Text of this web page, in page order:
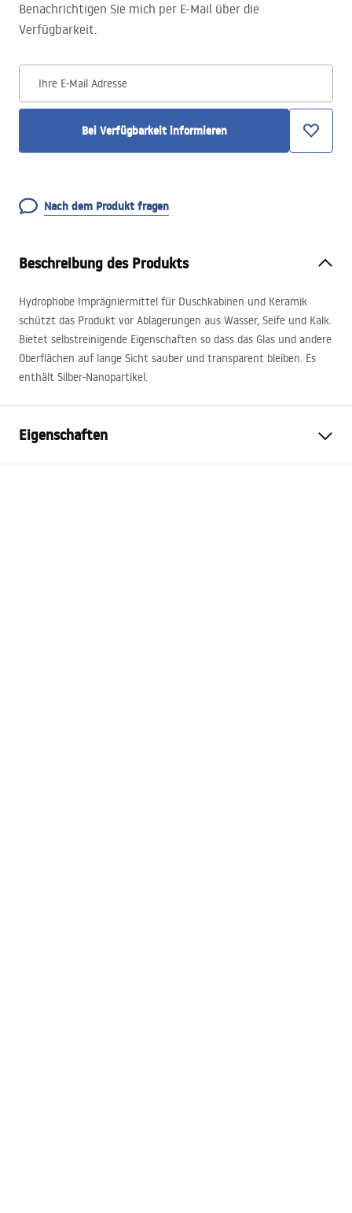
Benachrichtigen Sie mich per E-Mail über die
Verfügbarkeit.
Ihre E-Mail Adresse
Bei Verfügbarkeit informieren
Nach dem Produkt fragen
Beschreibung des Produkts
Hydrophobe Imprägniermittel für Duschkabinen und Keramik
schützt das Produkt vor Ablagerungen aus Wasser, Seife und Kalk.
Bietet selbstreinigende Eigenschaften so dass das Glas und andere
Oberflächen auf lange Sicht sauber und transparent bleiben. Es
enthält Silber-Nanopartikel.
Eigenschaften